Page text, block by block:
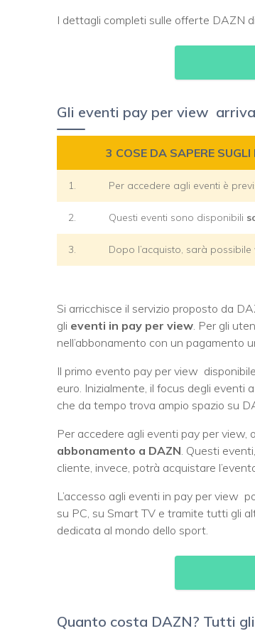
I dettagli completi sulle offerte DAZN
Gli eventi pay per view
3 COSE DA SAPERE
1. Per accedere agli eventi è
2. Questi eventi sono disponibili
3. Dopo l’acquisto, sarà possibile
Si arricchisce il servizio proposto da
gli eventi in pay per view . Per gli
nell’abbonamento con un pagamento
Il primo evento pay per view
euro. Inizialmente, il focus degli eventi
che da tempo trova ampio spazio su
Per accedere agli eventi pay per view,
abbonamento a DAZN . Questi
cliente, invece, potrà acquistare
L’accesso agli eventi in pay per view
su PC, su Smart TV e tramite tutti gli
dedicata al mondo dello sport.
Quanto costa DAZN? Tutti